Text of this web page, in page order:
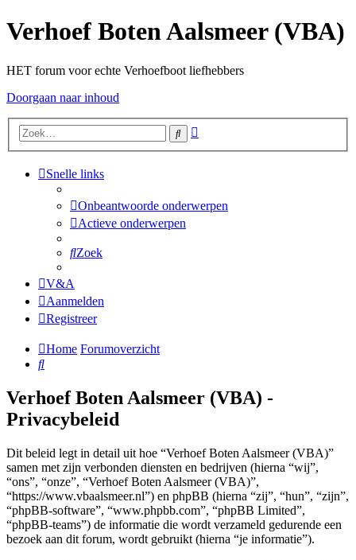
Verhoef Boten Aalsmeer (VBA)
HET forum voor echte Verhoefboot liefhebbers
Doorgaan naar inhoud
Zoek
Snelle links
Onbeantwoorde onderwerpen
Actieve onderwerpen
Zoek
V&A
Aanmelden
Registreer
Home Forumoverzicht
Zoek
Verhoef Boten Aalsmeer (VBA) -
Privacybeleid
Dit beleid legt in detail uit hoe “Verhoef Boten Aalsmeer (VBA)”
samen met zijn verbonden diensten en bedrijven (hierna “wij”,
“ons”, “onze”, “Verhoef Boten Aalsmeer (VBA)”,
“https://www.vbaalsmeer.nl”) en phpBB (hierna “zij”, “hun”, “zijn”,
“phpBB-software”, “www.phpbb.com”, “phpBB Limited”,
“phpBB-teams”) de informatie die wordt verzameld gedurende een
bezoek aan dit forum, wordt gebruikt (hierna “je informatie”).